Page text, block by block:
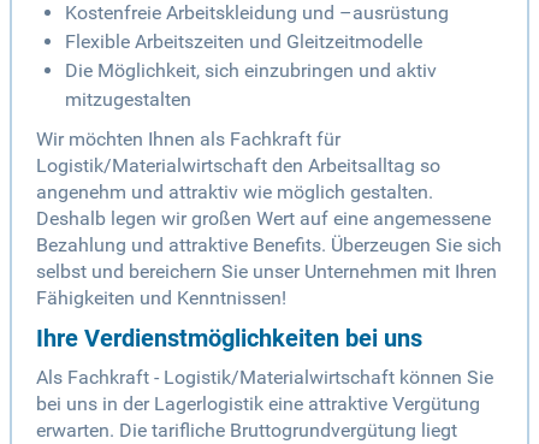
Kostenfreie Arbeitskleidung und –ausrüstung
Flexible Arbeitszeiten und Gleitzeitmodelle
Die Möglichkeit, sich einzubringen und aktiv
mitzugestalten
Wir möchten Ihnen als Fachkraft für
Logistik/Materialwirtschaft den Arbeitsalltag so
angenehm und attraktiv wie möglich gestalten.
Deshalb legen wir großen Wert auf eine angemessene
Bezahlung und attraktive Benefits. Überzeugen Sie sich
selbst und bereichern Sie unser Unternehmen mit Ihren
Fähigkeiten und Kenntnissen!
Ihre Verdienstmöglichkeiten bei uns
Als Fachkraft - Logistik/Materialwirtschaft können Sie
bei uns in der Lagerlogistik eine attraktive Vergütung
erwarten. Die tarifliche Bruttogrundvergütung liegt